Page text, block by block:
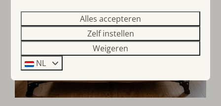
Alles accepteren
Zelf instellen
Weigeren
NL